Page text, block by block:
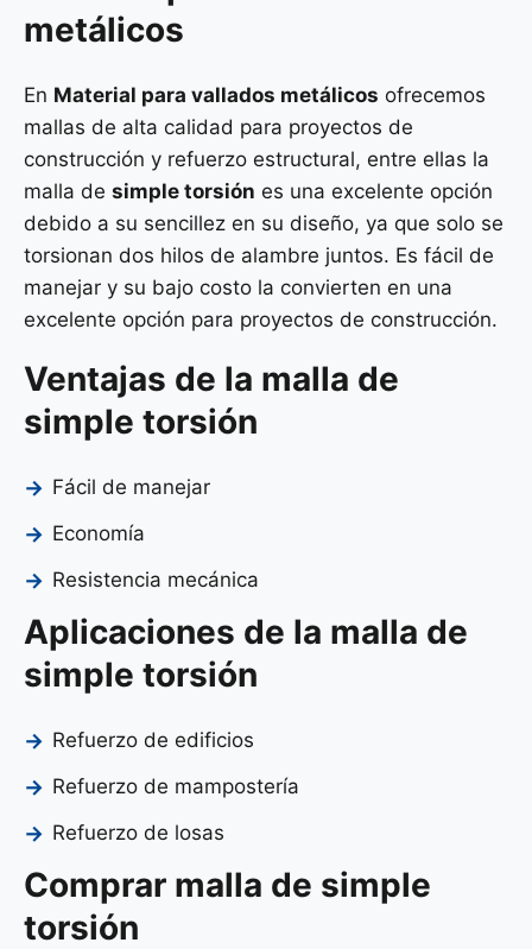
metálicos
En Material para vallados metálicos ofrecemos
mallas de alta calidad para proyectos de
construcción y refuerzo estructural, entre ellas la
malla de simple torsión es una excelente opción
debido a su sencillez en su diseño, ya que solo se
torsionan dos hilos de alambre juntos. Es fácil de
manejar y su bajo costo la convierten en una
excelente opción para proyectos de construcción.
Ventajas de la malla de
simple torsión
Fácil de manejar
Economía
Resistencia mecánica
Aplicaciones de la malla de
simple torsión
Refuerzo de edificios
Refuerzo de mampostería
Refuerzo de losas
Comprar malla de simple
torsión